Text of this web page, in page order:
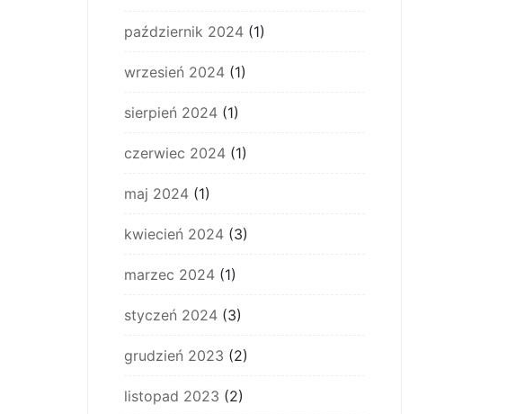
październik 2024 (1)
wrzesień 2024 (1)
sierpień 2024 (1)
czerwiec 2024 (1)
maj 2024 (1)
kwiecień 2024 (3)
marzec 2024 (1)
styczeń 2024 (3)
grudzień 2023 (2)
listopad 2023 (2)